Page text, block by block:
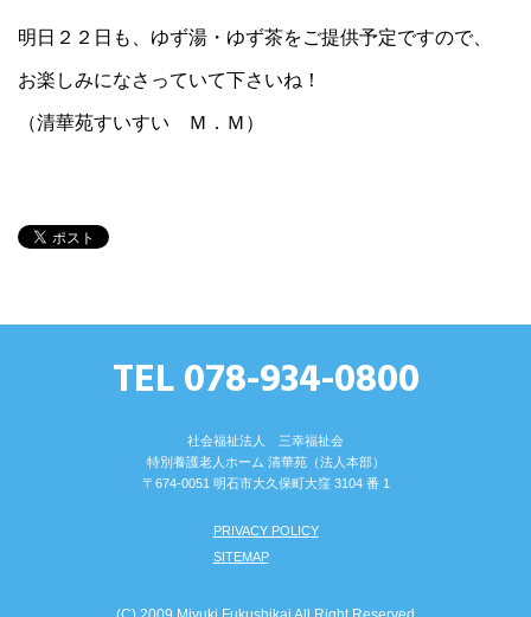
明日２２日も、ゆず湯・ゆず茶をご提供予定ですので、
お楽しみになさっていて下さいね！
（清華苑すいすい Ｍ．Ｍ）
TEL 078-934-0800
社会福祉法人 三幸福祉会
特別養護⽼⼈ホーム 清華苑（法⼈本部）
〒674-0051 明⽯市⼤久保町⼤窪 3104 番 1
PRIVACY POLICY
SITEMAP